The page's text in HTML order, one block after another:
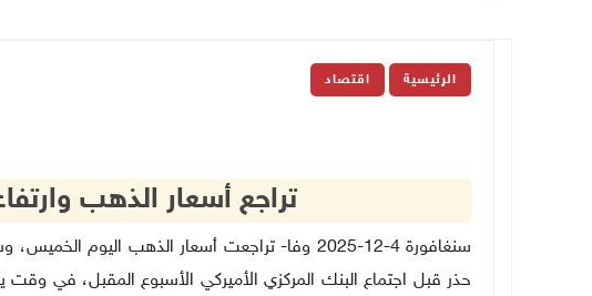
الرئيسية اقتصاد
تراجع أسعار الذهب
سنغافورة 4-12-2025 وفا- تراجعت أسعار الذهب
حذر قبل اجتماع البنك المركزي الأميركي الأسبوع المقبل، في